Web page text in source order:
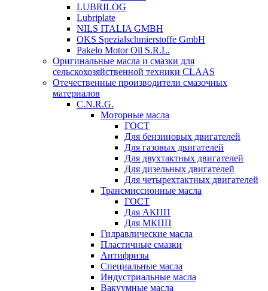
LUBRILOG
Lubriplate
NILS ITALIA GMBH
OKS Spezialschmierstoffe GmbH
Pakelo Motor Oil S.R.L.
Оригинальные масла и смазки для
сельскохозяйственной техники CLAAS
Отечественные производители смазочных
материалов
C.N.R.G.
Моторные масла
ГОСТ
Для бензиновых двигателей
Для газовых двигателей
Для двухтактных двигателей
Для дизельных двигателей
Для четырехтактных двигателей
Трансмиссионные масла
ГОСТ
Для АКПП
Для МКПП
Гидравлические масла
Пластичные смазки
Антифризы
Специальные масла
Индустриальные масла
Вакуумные масла